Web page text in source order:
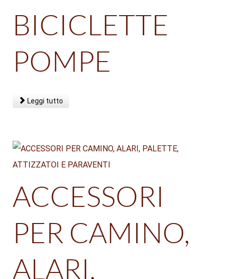
BICICLETTE
POMPE
Leggi tutto
ACCESSORI
PER CAMINO,
ALARI,